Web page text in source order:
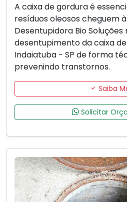
A caixa de gordura é
resíduos oleosos cheguem
Desentupidora Bio
desentupimento da caixa
Indaiatuba - SP de forma
prevenindo transtornos.
Saiba
Solicitar